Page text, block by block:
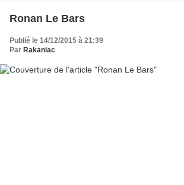
Ronan Le Bars
Publié le 14/12/2015 à 21:39
Par Rakaniac